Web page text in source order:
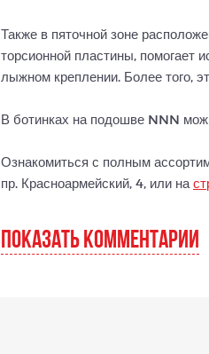
Также в пяточной зоне
торсионной пластины, помогает
лыжном креплении. Более того,
В ботинках на подошве NNN
Ознакомиться с полным
пр. Красноармейский, 4, или на
ПОКАЗАТЬ КОММЕНТАРИИ